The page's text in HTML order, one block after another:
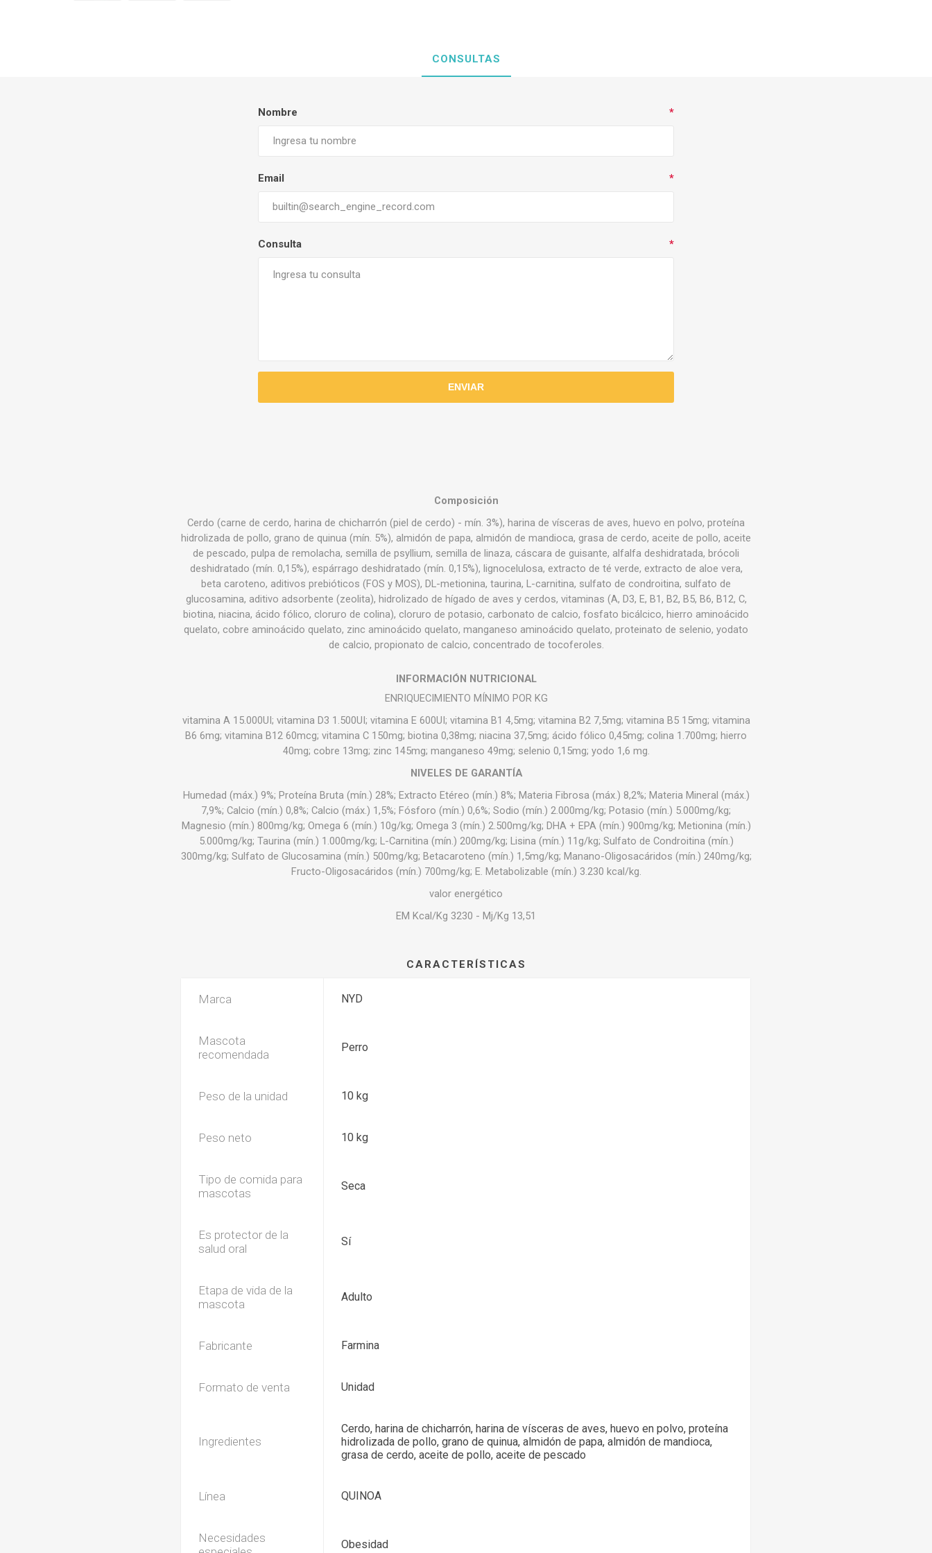
CONSULTAS
Nombre *
Email *
Consulta *
Composición
Cerdo (carne de cerdo, harina de chicharrón (piel de cerdo) - mín. 3%), harina de vísceras de aves, huevo en polvo, proteína
hidrolizada de pollo, grano de quinua (mín. 5%), almidón de papa, almidón de mandioca, grasa de cerdo, aceite de pollo, aceite
de pescado, pulpa de remolacha, semilla de psyllium, semilla de linaza, cáscara de guisante, alfalfa deshidratada, brócoli
deshidratado (mín. 0,15%), espárrago deshidratado (mín. 0,15%), lignocelulosa, extracto de té verde, extracto de aloe vera,
beta caroteno, aditivos prebióticos (FOS y MOS), DL-metionina, taurina, L-carnitina, sulfato de condroitina, sulfato de
glucosamina, aditivo adsorbente (zeolita), hidrolizado de hígado de aves y cerdos, vitaminas (A, D3, E, B1, B2, B5, B6, B12, C,
biotina, niacina, ácido fólico, cloruro de colina), cloruro de potasio, carbonato de calcio, fosfato bicálcico, hierro aminoácido
quelato, cobre aminoácido quelato, zinc aminoácido quelato, manganeso aminoácido quelato, proteinato de selenio, yodato
de calcio, propionato de calcio, concentrado de tocoferoles.
INFORMACIÓN NUTRICIONAL
ENRIQUECIMIENTO MÍNIMO POR KG
vitamina A 15.000UI; vitamina D3 1.500UI; vitamina E 600UI; vitamina B1 4,5mg; vitamina B2 7,5mg; vitamina B5 15mg; vitamina
B6 6mg; vitamina B12 60mcg; vitamina C 150mg; biotina 0,38mg; niacina 37,5mg; ácido fólico 0,45mg; colina 1.700mg; hierro
40mg; cobre 13mg; zinc 145mg; manganeso 49mg; selenio 0,15mg; yodo 1,6 mg.
NIVELES DE GARANTÍA
Humedad (máx.) 9%; Proteína Bruta (mín.) 28%; Extracto Etéreo (mín.) 8%; Materia Fibrosa (máx.) 8,2%; Materia Mineral (máx.)
7,9%; Calcio (mín.) 0,8%; Calcio (máx.) 1,5%; Fósforo (mín.) 0,6%; Sodio (mín.) 2.000mg/kg; Potasio (mín.) 5.000mg/kg;
Magnesio (mín.) 800mg/kg; Omega 6 (mín.) 10g/kg; Omega 3 (mín.) 2.500mg/kg; DHA + EPA (mín.) 900mg/kg; Metionina (mín.)
5.000mg/kg; Taurina (mín.) 1.000mg/kg; L-Carnitina (mín.) 200mg/kg; Lisina (mín.) 11g/kg; Sulfato de Condroitina (mín.)
300mg/kg; Sulfato de Glucosamina (mín.) 500mg/kg; Betacaroteno (mín.) 1,5mg/kg; Manano-Oligosacáridos (mín.) 240mg/kg;
Fructo-Oligosacáridos (mín.) 700mg/kg; E. Metabolizable (mín.) 3.230 kcal/kg.
valor energético
EM Kcal/Kg 3230 - Mj/Kg 13,51
CARACTERÍSTICAS
Marca NYD
Mascota
recomendada
Perro
Peso de la unidad 10 kg
Peso neto 10 kg
Tipo de comida para
mascotas
Seca
Es protector de la
salud oral
Sí
Etapa de vida de la
mascota
Adulto
Fabricante Farmina
Formato de venta Unidad
Ingredientes
Cerdo, harina de chicharrón, harina de vísceras de aves, huevo en polvo, proteína
hidrolizada de pollo, grano de quinua, almidón de papa, almidón de mandioca,
grasa de cerdo, aceite de pollo, aceite de pescado
Línea QUINOA
Necesidades
Obesidad